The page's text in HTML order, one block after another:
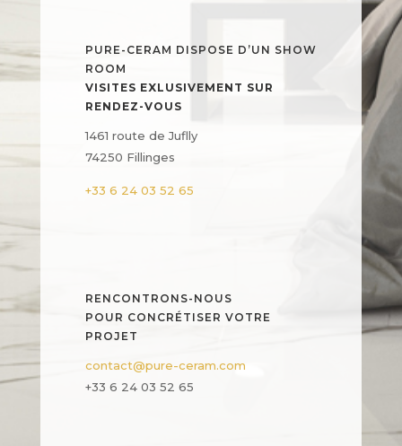
PURE-CERAM DISPOSE D’UN SHOW
ROOM
VISITES EXLUSIVEMENT SUR
RENDEZ-VOUS
1461 route de Juflly
74250 Fillinges
+33 6 24 03 52 65
RENCONTRONS-NOUS
POUR CONCRÉTISER VOTRE
PROJET
contact@pure-ceram.com
+33 6 24 03 52 65